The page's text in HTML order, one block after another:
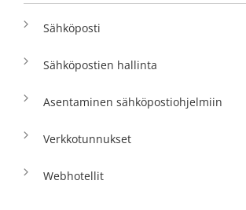
Sähköposti
Sähköpostien hallinta
Asentaminen sähköpostiohjelmiin
Verkkotunnukset
Webhotellit